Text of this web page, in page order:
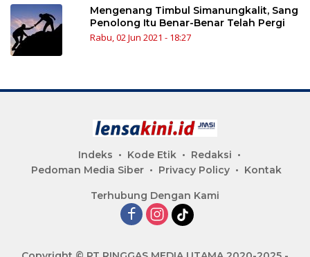
Mengenang Timbul Simanungkalit, Sang
Penolong Itu Benar-Benar Telah Pergi
Rabu, 02 Jun 2021 - 18:27
Indeks Kode Etik
Redaksi
Pedoman Media Siber
Privacy Policy Kontak
Terhubung Dengan Kami